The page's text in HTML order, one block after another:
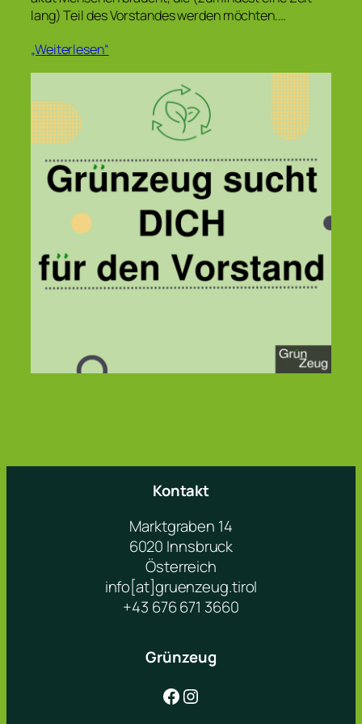
lang) Teil des Vorstandes werden möchten.…
„Weiterlesen“
Kontakt
Marktgraben 14
6020 Innsbruck
Österreich
info[at]gruenzeug.tirol
+43 676 671 3660
Grünzeug
Facebook Instagram